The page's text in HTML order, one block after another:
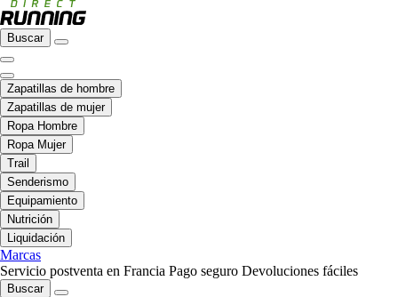
Buscar
Zapatillas de hombre
Zapatillas de mujer
Ropa Hombre
Ropa Mujer
Trail
Senderismo
Equipamiento
Nutrición
Liquidación
Marcas
Servicio postventa en Francia Pago seguro Devoluciones fáciles
Buscar